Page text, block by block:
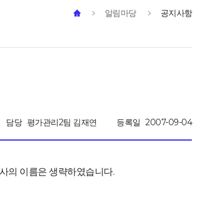
알림마당 공지사항
담당 평가관리2팀 김재연 등록일 2007-09-04
의 이름은 생략하였습니다.